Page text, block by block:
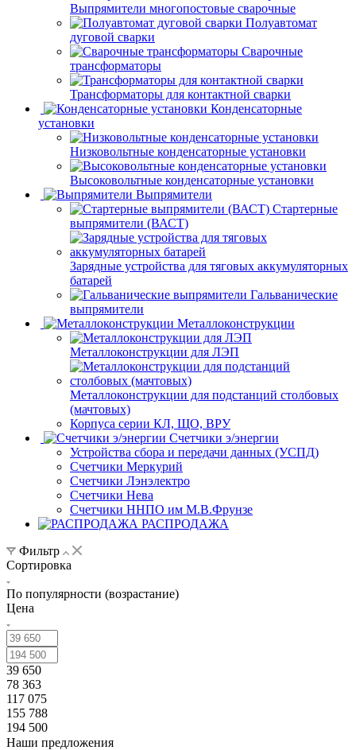
Выпрямители многопостовые сварочные
Полуавтомат
дуговой сварки
Сварочные
трансформаторы
Трансформаторы для контактной сварки
Конденсаторные
установки
Низковольтные конденсаторные установки
Высоковольтные конденсаторные установки
Выпрямители
Стартерные
выпрямители (ВАСТ)
Зарядные устройства для тяговых аккумуляторных
батарей
Гальванические
выпрямители
Металлоконструкции
Металлоконструкции для ЛЭП
Металлоконструкции для подстанций столбовых
(мачтовых)
Корпуса серии КЛ, ЩО, ВРУ
Счетчики э/энергии
Устройства сбора и передачи данных (УСПД)
Счетчики Меркурий
Счетчики Лэнэлектро
Счетчики Нева
Счетчики ННПО им М.В.Фрунзе
РАСПРОДАЖА
Фильтр
Сортировка
По популярности (возрастание)
Цена
39 650
78 363
117 075
155 788
194 500
Наши предложения